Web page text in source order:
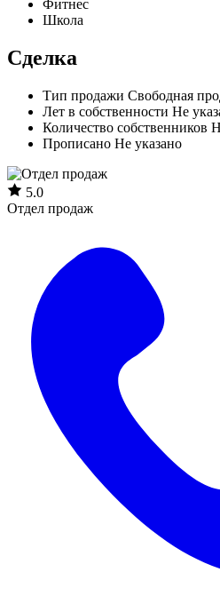
Фитнес
Школа
Сделка
Тип продажи Свободная
Лет в собственности Не
Количество собственников
Прописано Не указано
5.0
Отдел продаж